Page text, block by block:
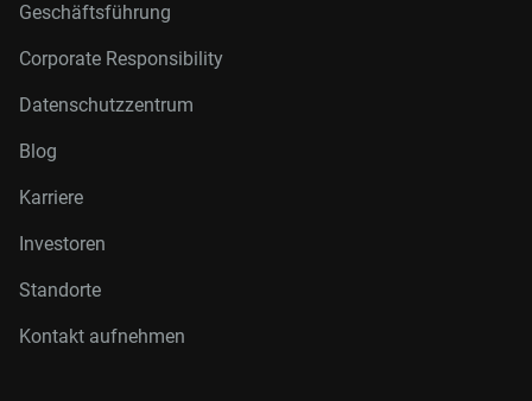
Geschäftsführung
Corporate Responsibility
Datenschutzzentrum
Blog
Karriere
Investoren
Standorte
Kontakt aufnehmen